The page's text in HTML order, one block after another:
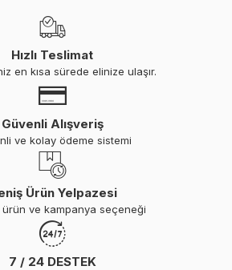
Hızlı Teslimat
en kısa sürede elinize ulaşır.
Güvenli Alışveriş
ve kolay ödeme sistemi
Ürün Yelpazesi
ve kampanya seçeneği
7 / 24 DESTEK